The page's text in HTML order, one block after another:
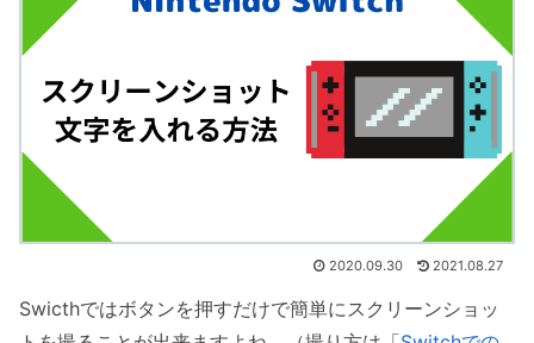
2020.09.30 2021.08.27
Swicthではボタンを押すだけで簡単にスクリーンショッ